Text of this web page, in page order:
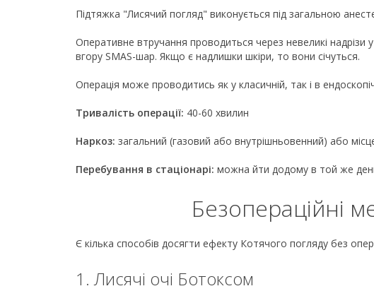
Підтяжка "Лисячий погляд" виконується під загальною
Оперативне втручання проводиться через невеликі надрізи у
вгору SMAS-шар. Якщо є надлишки шкіри, то вони січуться.
Операція може проводитись як у класичній, так і в
Тривалість операції: 40-60 хвилин
Наркоз: загальний (газовий або внутрішньовенний) або
Перебування в стаціонарі: можна йти додому в той же
Безопераційні
Є кілька способів досягти ефекту Котячого погляду без
1. Лисячі очі Ботоксом